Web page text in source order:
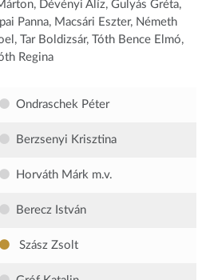
Dévényi Alíz, Gulyás Gréta,
Panna, Macsári Eszter, Németh
Tar Boldizsár, Tóth Bence Elmó,
Regina
Ondraschek Péter
Berzsenyi Krisztina
Horváth Márk m.v.
Berecz István
Szász Zsolt